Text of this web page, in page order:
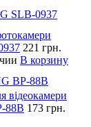
SLB-0937
221 грн.
В корзину
BP-88B
відеокамери
88B 173 грн.